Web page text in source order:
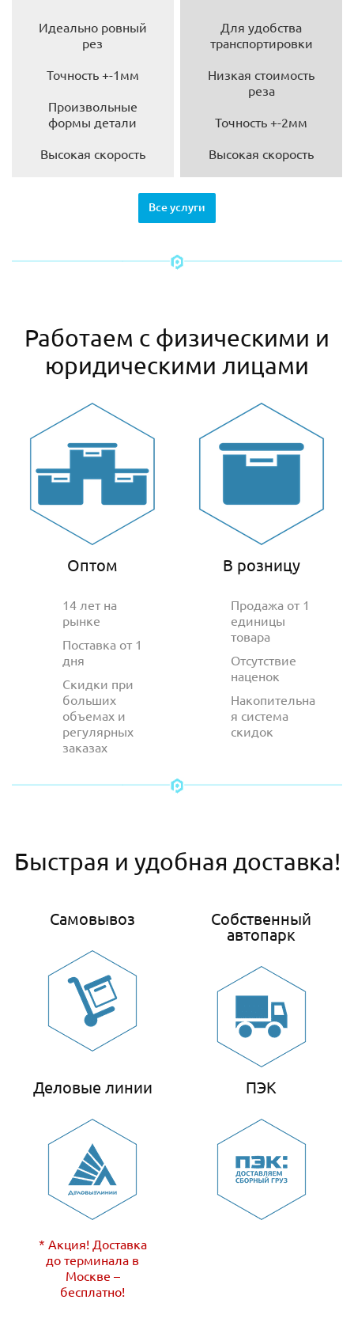
Идеально ровный
рез
Точность +-1мм
Произвольные
формы детали
Высокая скорость
Для удобства
транспортировки
Низкая стоимость
реза
Точность +-2мм
Высокая скорость
Все услуги
Работаем с физическими и
юридическими лицами
Оптом
14 лет на
рынке
Поставка от 1
дня
Скидки при
больших
объемах и
регулярных
заказах
В розницу
Продажа от 1
единицы
товара
Отсутствие
наценок
Накопительна
я система
скидок
Быстрая и удобная доставка!
Самовывоз
Собственный
автопарк
Деловые линии
* Акция! Доставка
до терминала в
Москве –
бесплатно!
ПЭК